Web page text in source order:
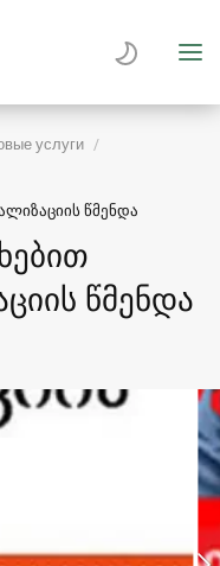
услуги
წმენდა
წმენდა